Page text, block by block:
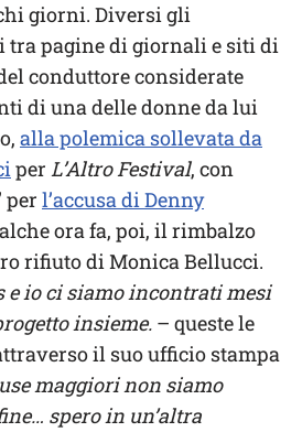
giorni. Diversi gli
tra pagine di giornali e siti di
conduttore considerate
di una delle donne da lui
alla polemica sollevata da
per L’Altro Festival, con
per l’accusa di Denny
ora fa, poi, il rimbalzo
rifiuto di Monica Bellucci.
e io ci siamo incontrati mesi
insieme. – queste le
il suo ufficio stampa
maggiori non siamo
spero in un’altra